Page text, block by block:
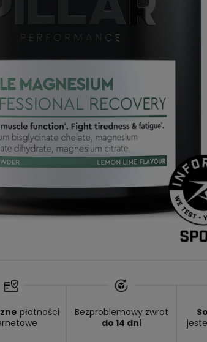
płatności
Bezproblemowy zwrot
do 14 dni
Wysyłka w: